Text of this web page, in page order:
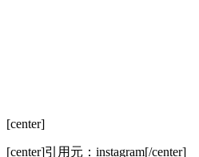
[center]
[center]引用元：instagram[/center]